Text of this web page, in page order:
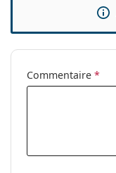
Commentaire *